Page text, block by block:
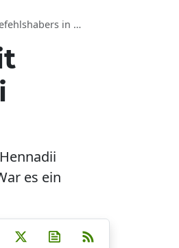
Luft gesprengt
es ein
auf Facebook
Teilen auf Whatsapp
Teilen auf Telegram
Pinterest
E-Mail teilen
Post auf XNewsletter